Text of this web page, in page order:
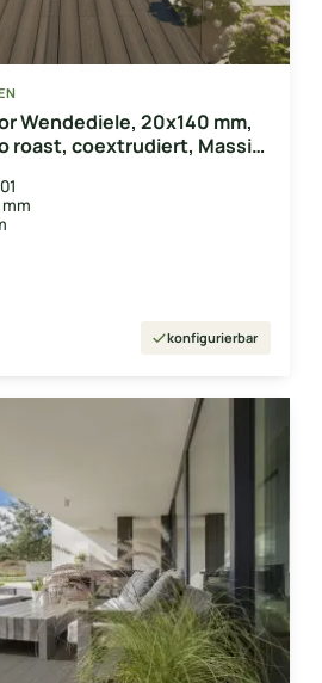
Wendediele, 20x140 mm,
roast, coextrudiert, Massiv,
mm
konfigurierbar